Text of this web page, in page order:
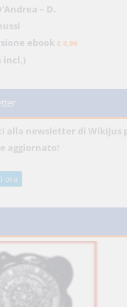
– D.
ebook € 6,99
incl.)
alla newsletter di WikiJus
aggiornato!
ora